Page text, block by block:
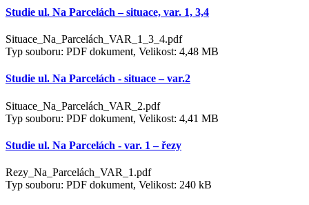
Studie ul. Na Parcelách – situace, var. 1, 3,4
Situace_Na_Parcelách_VAR_1_3_4.pdf
Typ souboru: PDF dokument, Velikost: 4,48 MB
Studie ul. Na Parcelách - situace – var.2
Situace_Na_Parcelách_VAR_2.pdf
Typ souboru: PDF dokument, Velikost: 4,41 MB
Studie ul. Na Parcelách - var. 1 – řezy
Rezy_Na_Parcelách_VAR_1.pdf
Typ souboru: PDF dokument, Velikost: 240 kB